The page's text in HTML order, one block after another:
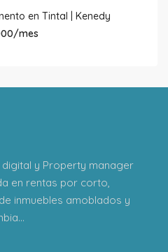
en Tintal | Kenedy
mes
digital y Property manager
en rentas por corto,
inmuebles amoblados y